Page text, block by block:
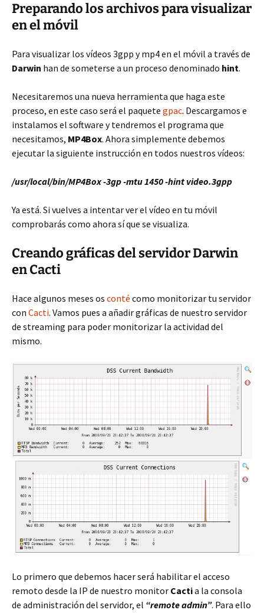
Preparando los archivos para visualizar
en el móvil
Para visualizar los vídeos 3gpp y mp4 en el móvil a través de
Darwin han de someterse a un proceso denominado hint.
Necesitaremos una nueva herramienta que haga este
proceso, en este caso será el paquete gpac. Descargamos e
instalamos el software y tendremos el programa que
necesitamos, MP4Box. Ahora simplemente debemos
ejecutar la siguiente instrucción en todos nuestros vídeos:
/usr/local/bin/MP4Box -3gp -mtu 1450 -hint video.3gpp
Ya está. Si vuelves a intentar ver el vídeo en tu móvil
comprobarás como ahora sí que se visualiza.
Creando gráficas del servidor Darwin
en Cacti
Hace algunos meses os conté como monitorizar tu servidor
con Cacti. Vamos pues a añadir gráficas de nuestro servidor
de streaming para poder monitorizar la actividad del
mismo.
Lo primero que debemos hacer será habilitar el acceso
remoto desde la IP de nuestro monitor Cactia la consola
de administración del servidor, el “remote admin”. Para ello